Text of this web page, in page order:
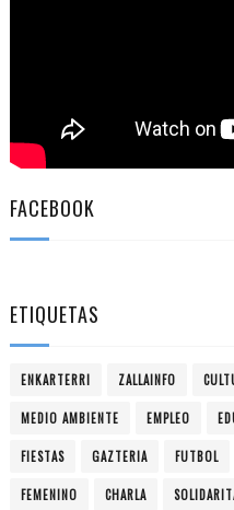
FACEBOOK
ETIQUETAS
ENKARTERRI ZALLAINFO
MEDIO AMBIENTE EMPLEO
FIESTAS GAZTERIA FUTBOL
FEMENINO CHARLA